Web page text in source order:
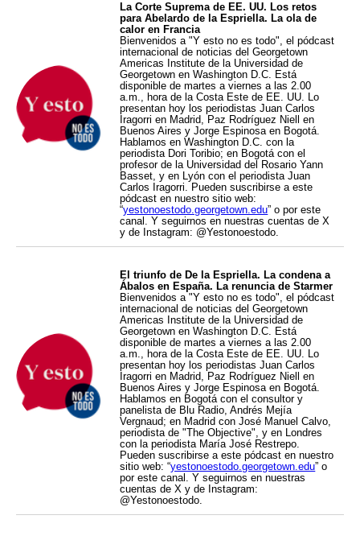
La Corte Suprema de EE. UU. Los retos
para Abelardo de la Espriella. La ola de
calor en Francia
Bienvenidos a "Y esto no es todo", el pódcast
internacional de noticias del Georgetown
Americas Institute de la Universidad de
Georgetown en Washington D.C. Está
disponible de martes a viernes a las 2.00
a.m., hora de la Costa Este de EE. UU. Lo
presentan hoy los periodistas Juan Carlos
Iragorri en Madrid, Paz Rodríguez Niell en
Buenos Aires y Jorge Espinosa en Bogotá.
Hablamos en Washington D.C. con la
periodista Dori Toribio; en Bogotá con el
profesor de la Universidad del Rosario Yann
Basset, y en Lyón con el periodista Juan
Carlos Iragorri. Pueden suscribirse a este
pódcast en nuestro sitio web:
“yestonoestodo.georgetown.edu” o por este
canal. Y seguirnos en nuestras cuentas de X
y de Instagram: @Yestonoestodo.
El triunfo de De la Espriella. La condena a
Ábalos en España. La renuncia de Starmer
Bienvenidos a "Y esto no es todo", el pódcast
internacional de noticias del Georgetown
Americas Institute de la Universidad de
Georgetown en Washington D.C. Está
disponible de martes a viernes a las 2.00
a.m., hora de la Costa Este de EE. UU. Lo
presentan hoy los periodistas Juan Carlos
Iragorri en Madrid, Paz Rodríguez Niell en
Buenos Aires y Jorge Espinosa en Bogotá.
Hablamos en Bogotá con el consultor y
panelista de Blu Radio, Andrés Mejía
Vergnaud; en Madrid con José Manuel Calvo,
periodista de "The Objective", y en Londres
con la periodista María José Restrepo.
Pueden suscribirse a este pódcast en nuestro
sitio web: “yestonoestodo.georgetown.edu” o
por este canal. Y seguirnos en nuestras
cuentas de X y de Instagram:
@Yestonoestodo.